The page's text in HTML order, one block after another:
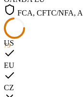
FCA, CFTC/NFA,
73
US
EU
CZ